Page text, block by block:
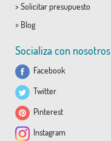
> Solicitar presupuesto
> Blog
Socializa con nosotros
Facebook
Twitter
Pinterest
Instagram